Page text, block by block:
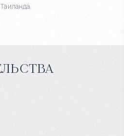
Таиланда.